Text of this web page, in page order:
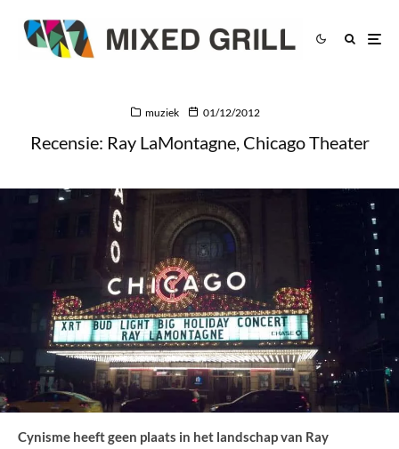
muziek 01/12/2012
Recensie: Ray LaMontagne, Chicago Theater
Cynisme heeft geen plaats in het landschap van Ray